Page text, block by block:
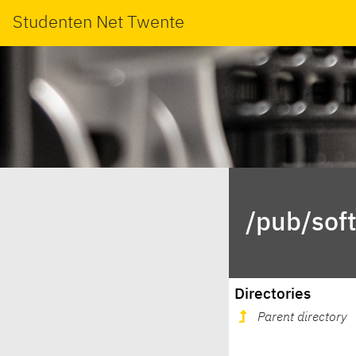
Studenten Net Twente
/pub/
Directories
Parent directory